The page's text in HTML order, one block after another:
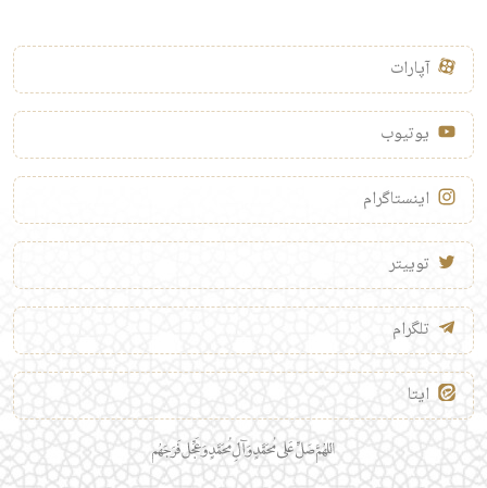
آپارات
یوتیوب
اینستاگرام
توییتر
تلگرام
ایتا